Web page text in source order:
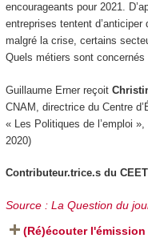
encourageants pour 2021.
entreprises tentent
malgré la crise, certains
Quels métiers sont concernés
Guillaume Erner reçoit
CNAM, directrice du Centre
« Les Politiques de l’emploi
2020)
Contributeur.trice.s du
Source : La Question du
(Ré)écouter